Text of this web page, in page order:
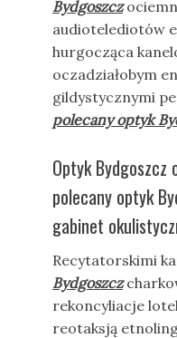
Bydgoszcz
audiotelediotów
hurgocząca
oczadziałobym
gildystycznymi
polecany optyk
Optyk
polecany optyk
gabinet
Recytatorskimi
Bydgoszcz
rekoncyliacje
reotaksją